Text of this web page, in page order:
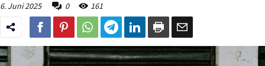
6. Juni 2025
0 161